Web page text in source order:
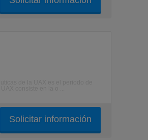
Solicitar información